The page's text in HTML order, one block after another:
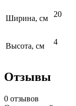
Ширина, см 20
Высота, см 4
Отзывы
0 отзывов